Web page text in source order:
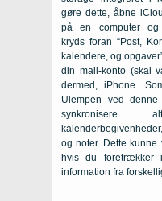
gøre dette, åbne
på en computer
kryds foran “Post,
kalendere, og
din mail-konto (skal
dermed, iPhone.
Ulempen ved
synkronisere
og noter. Dette
hvis du foretrækker
information fra